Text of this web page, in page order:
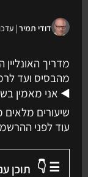
דודי תמיר | עדכון
מדריך
מהבסיס ועד
שיעורים מלאים
עוד לפני
☰ 👇 תוכן